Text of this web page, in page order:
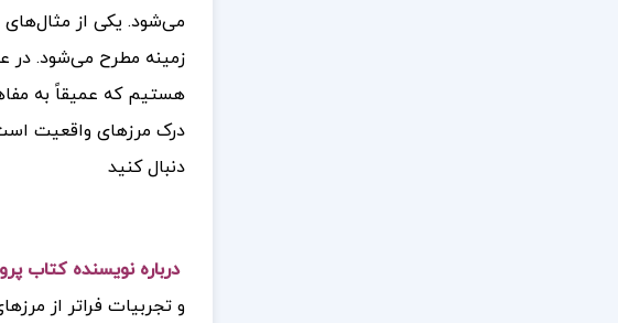
می‌شود. یکی از مثال‌های
زمینه مطرح می‌شود. در
هستیم که عمیقاً به
درک مرزهای واقعیت
دنبال کنید
درباره نویسنده کتاب
و تجربیات فراتر از